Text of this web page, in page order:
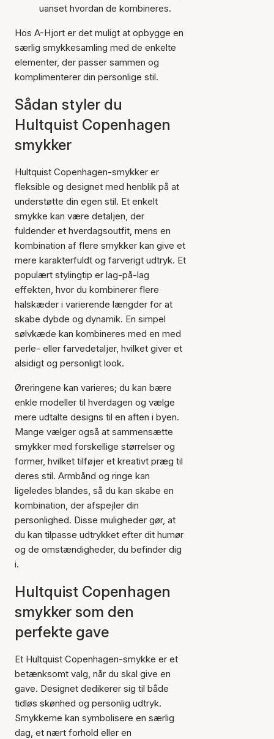
uanset hvordan de kombineres.
Hos A-Hjort er det muligt at opbygge en
særlig smykkesamling med de enkelte
elementer, der passer sammen og
komplimenterer din personlige stil.
Sådan styler du
Hultquist Copenhagen
smykker
Hultquist Copenhagen-smykker er
fleksible og designet med henblik på at
understøtte din egen stil. Et enkelt
smykke kan være detaljen, der
fuldender et hverdagsoutfit, mens en
kombination af flere smykker kan give et
mere karakterfuldt og farverigt udtryk. Et
populært stylingtip er lag-på-lag
effekten, hvor du kombinerer flere
halskæder i varierende længder for at
skabe dybde og dynamik. En simpel
sølvkæde kan kombineres med en med
perle- eller farvedetaljer, hvilket giver et
alsidigt og personligt look.
Øreringene kan varieres; du kan bære
enkle modeller til hverdagen og vælge
mere udtalte designs til en aften i byen.
Mange vælger også at sammensætte
smykker med forskellige størrelser og
former, hvilket tilføjer et kreativt præg til
deres stil. Armbånd og ringe kan
ligeledes blandes, så du kan skabe en
kombination, der afspejler din
personlighed. Disse muligheder gør, at
du kan tilpasse udtrykket efter dit humør
og de omstændigheder, du befinder dig
i.
Hultquist Copenhagen
smykker som den
perfekte gave
Et Hultquist Copenhagen-smykke er et
betænksomt valg, når du skal give en
gave. Designet dedikerer sig til både
tidløs skønhed og personlig udtryk.
Smykkerne kan symbolisere en særlig
dag, et nært forhold eller en